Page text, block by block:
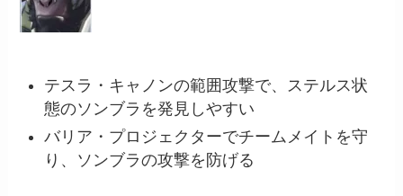
テスラ・キャノンの範囲攻撃で、ステルス状
態のソンブラを発見しやすい
バリア・プロジェクターでチームメイトを守
り、ソンブラの攻撃を防げる